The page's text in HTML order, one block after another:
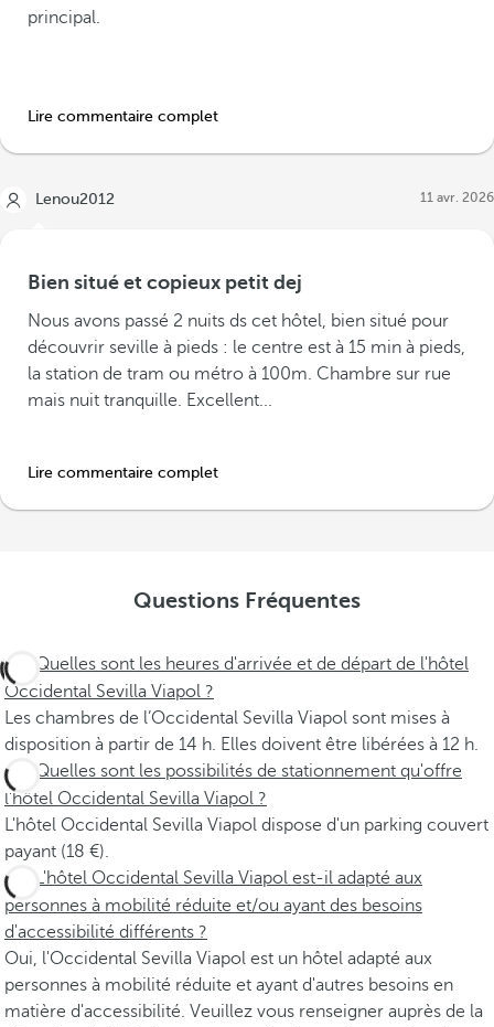
principal.
Lire commentaire complet
Lenou2012 11 avr. 2026
Bien situé et copieux petit dej
Nous avons passé 2 nuits ds cet hôtel, bien situé pour
découvrir seville à pieds : le centre est à 15 min à pieds,
la station de tram ou métro à 100m. Chambre sur rue
mais nuit tranquille. Excellent...
Lire commentaire complet
Questions Fréquentes
Quelles sont les heures d'arrivée et de départ de l'hôtel
Occidental Sevilla Viapol ?
Les chambres de l’Occidental Sevilla Viapol sont mises à
disposition à partir de 14 h. Elles doivent être libérées à 12 h.
Quelles sont les possibilités de stationnement qu'offre
l'hôtel Occidental Sevilla Viapol ?
L'hôtel Occidental Sevilla Viapol dispose d'un parking couvert
payant (18 €).
L'hôtel Occidental Sevilla Viapol est-il adapté aux
personnes à mobilité réduite et/ou ayant des besoins
d'accessibilité différents ?
Oui, l'Occidental Sevilla Viapol est un hôtel adapté aux
personnes à mobilité réduite et ayant d'autres besoins en
matière d'accessibilité. Veuillez vous renseigner auprès de la